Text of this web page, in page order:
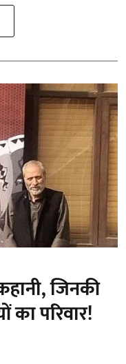
जिनकी
का परिवार!